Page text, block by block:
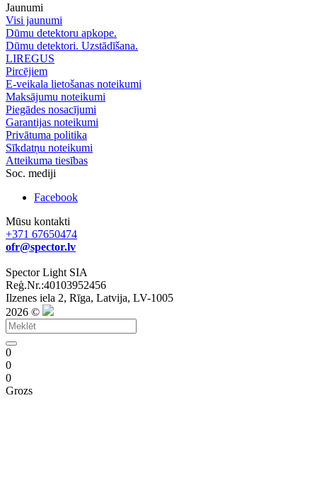
Jaunumi
Visi jaunumi
Dūmu detektoru apkope.
Dūmu detektori. Uzstādīšana.
LIREGUS
Pircējiem
E-veikala lietošanas noteikumi
Maksājumu noteikumi
Piegādes nosacījumi
Garantijas noteikumi
Privātuma politika
Sīkdatņu noteikumi
Atteikuma tiesības
Soc. mediji
Facebook
Mūsu kontakti
+371 67650474
ofr@spector.lv
Spector Light SIA
Reģ.Nr.:40103952456
Ilzenes iela 2, Rīga, Latvija, LV-1005
2026 ©
0
0
0
Grozs